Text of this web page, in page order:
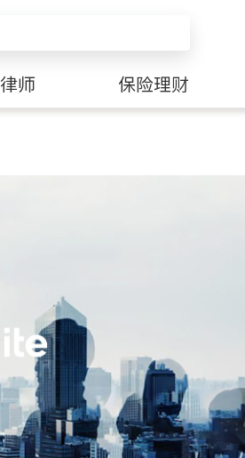
律师 保险理财